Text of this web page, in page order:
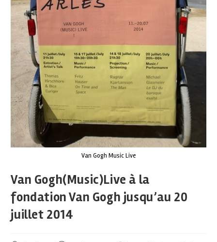
Van Gogh Music Live
Van Gogh(Music)Live à la
fondation Van Gogh jusqu’au 20
juillet 2014